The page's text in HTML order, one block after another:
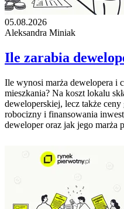
05.08.2026
Aleksandra Miniak
Ile zarabia
Ile wynosi marża dewelopera i
mieszkania? Na koszt lokalu
deweloperskiej, lecz także
robocizny i finansowania
deweloper oraz jak jego marża